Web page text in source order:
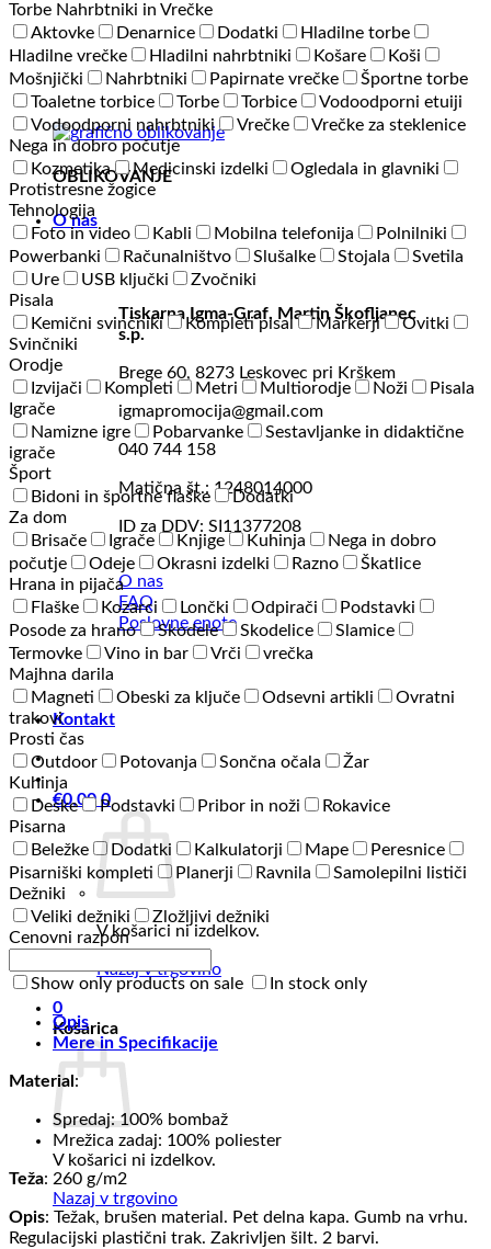
OBLIKOVANJE
O nas
Tiskarna Igma-Graf, Martin Škofljanec
s.p.
Brege 60, 8273 Leskovec pri Krškem
igmapromocija@gmail.com
040 744 158
Matična št.: 1248014000
ID za DDV: SI11377208
O nas
FAQ
Poslovne enote
Kontakt
€0,00 0
V košarici ni izdelkov.
Nazaj v trgovino
0
Košarica
V košarici ni izdelkov.
Nazaj v trgovino
Torbe Nahrbtniki in Vrečke
Aktovke
Denarnice Dodatki
Hladilne torbe
Hladilne vrečke
Hladilni nahrbtniki Košare
Koši
Mošnjički
Nahrbtniki Papirnate vrečke
Športne torbe
Toaletne torbice
Torbe Torbice
Vodoodporni etuiji
Vodoodporni nahrbtniki
Vrečke
Vrečke za steklenice
Nega in dobro počutje
Kozmetika
Medicinski izdelki
Ogledala in glavniki
Protistresne žogice
Tehnologija
Foto in video
Kabli Mobilna telefonija
Polnilniki
Powerbanki
Računalništvo Slušalke Stojala
Svetila
Ure
USB ključki
Zvočniki
Pisala
Kemični svinčniki
Kompleti pisal Markerji
Ovitki
Svinčniki
Orodje
Izvijači
Kompleti Metri Multiorodje Noži
Pisala
Igrače
Namizne igre
Pobarvanke
Sestavljanke in didaktične
igrače
Šport
Bidoni in športne flaške
Dodatki
Za dom
Brisače
Igrače Knjige Kuhinja
Nega in dobro
počutje
Odeje Okrasni izdelki Razno
Škatlice
Hrana in pijača
Flaške
Kozarci Lončki Odpirači
Podstavki
Posode za hrano
Skodele Skodelice
Slamice
Termovke
Vino in bar Vrči
vrečka
Majhna darila
Magneti
Obeski za ključe Odsevni artikli
Ovratni
trakovi
Prosti čas
Outdoor
Potovanja Sončna očala
Žar
Kuhinja
Deske
Podstavki Pribor in noži
Rokavice
Pisarna
Beležke
Dodatki Kalkulatorji Mape
Peresnice
Pisarniški kompleti
Planerji Ravnila
Samolepilni lističi
Dežniki
Veliki dežniki
Zložljivi dežniki
Cenovni razpon
Show only products on sale In stock only
Opis
Mere in Specifikacije
Material :
Spredaj: 100% bombaž
Mrežica zadaj: 100% poliester
Teža: 260 g/m2
Opis: Težak, brušen material. Pet delna kapa. Gumb na vrhu.
Regulacijski plastični trak. Zakrivljen šilt. 2 barvi.